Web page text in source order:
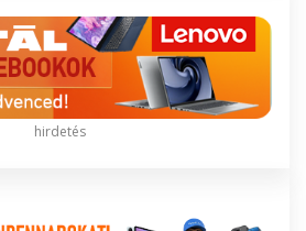
hirdetés